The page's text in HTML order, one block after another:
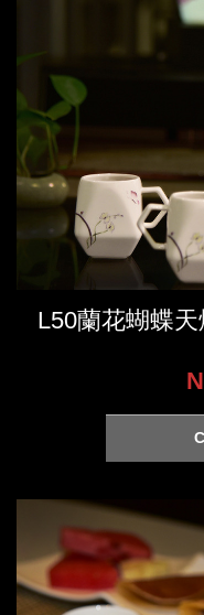
L50蘭花蝴蝶